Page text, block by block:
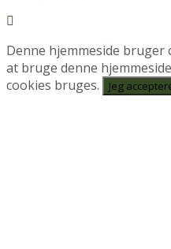
Denne hjemmeside
at bruge denne
cookies bruges.
Jeg